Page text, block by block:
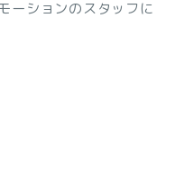
ーションのスタッフに